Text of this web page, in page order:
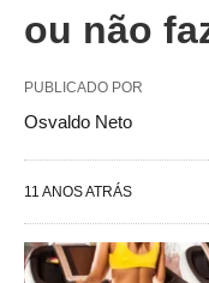
ou não
PUBLICADO POR
Osvaldo Neto
11 ANOS ATRÁS